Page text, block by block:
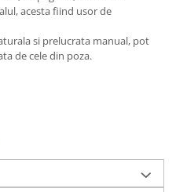
acesta fiind usor de
si prelucrata manual, pot
de cele din poza.